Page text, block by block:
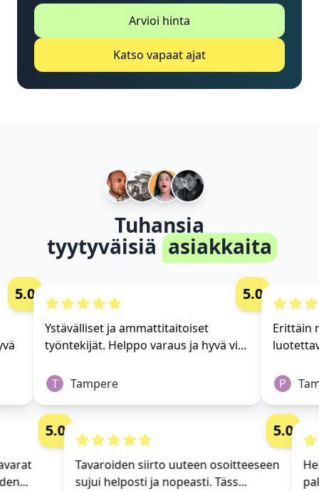
Arvioi hinta
Katso vapaat ajat
Tuhansia
tyytyväisiä asiakkaita
5.0
Ystävälliset ja ammattitaitoiset
työntekijät. Helppo varaus ja hyvä vi...
T Tampere
5.0
Erittäin
P
5.0
Tavaroiden siirto uuteen osoitteeseen
sujui helposti ja nopeasti. Täss...
5.0